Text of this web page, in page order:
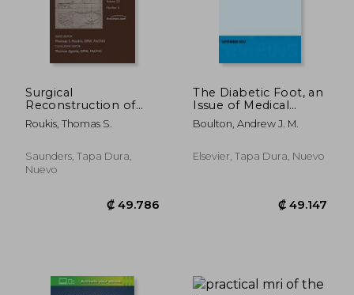
₡ 48.507 ₡
Surgical
Reconstruction of
the High Risk Patient,
an Issue of Clinics in
and Surgery: Volume
25-4 (en Inglés)
Roukis, Thomas S.
Saunders, Tapa Dura,
Nuevo
The Diabetic Foot, an
Issue of Medical
Clinics: Volume 97-5
(en Inglés)
Boulton, Andrew J. M.
Elsevier, Tapa Dura, Nuevo